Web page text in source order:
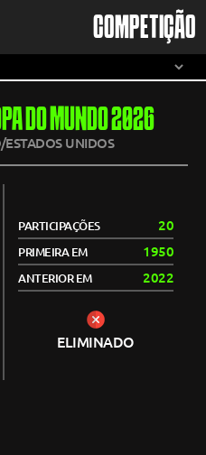
COMPETIÇÃO
DO MUNDO 2026
UNIDOS
PARTICIPAÇÕES 20
PRIMEIRA EM 1950
ANTERIOR EM 2022
ELIMINADO